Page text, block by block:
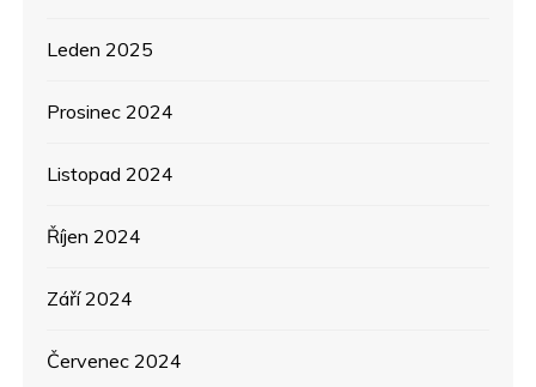
Leden 2025
Prosinec 2024
Listopad 2024
Říjen 2024
Září 2024
Červenec 2024